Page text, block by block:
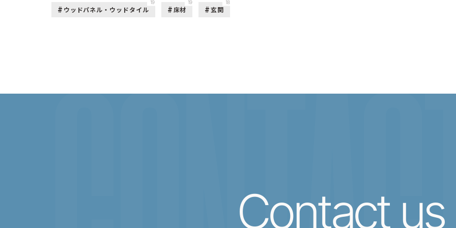
ウッドパネル・ウッドタイル
19
床材
19
玄関
18
Contact us